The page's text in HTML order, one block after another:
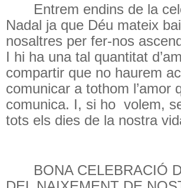
Entrem endins de la
Nadal ja que Déu mateix
nosaltres per fer-nos
I hi ha una tal quantitat
compartir que no haurem
comunicar a tothom l’amor
comunica. I, si ho volem,
tots els dies de la nostra
BONA CELEBRACIÓ